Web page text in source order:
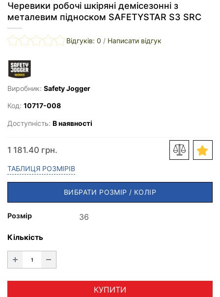
Черевики робочі шкіряні демісезонні з
металевим підноском SAFETYSTAR S3 SRC
Відгуків: 0 / Написати відгук
Виробник: Safety Jogger
Код: 10717-008
Доступність: В наявності
1 181.40 грн.
ТАБЛИЦЯ РОЗМІРІВ
ВИБРАТИ РОЗМІР / КОЛІР
Розмір
Кількість
КУПИТИ